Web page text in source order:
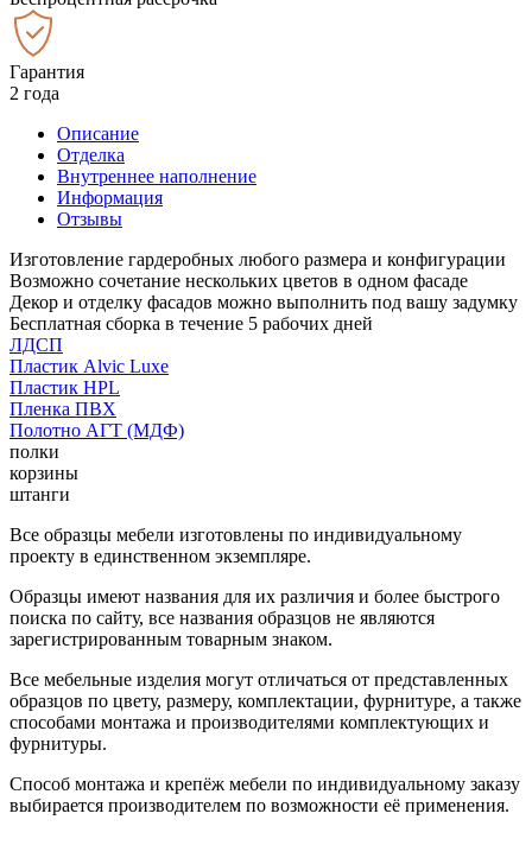
Гарантия
2 года
Описание
Отделка
Внутреннее наполнение
Информация
Отзывы
Изготовление гардеробных любого размера и конфигурации
Возможно сочетание нескольких цветов в одном фасаде
Декор и отделку фасадов можно выполнить под вашу задумку
Бесплатная сборка в течение 5 рабочих дней
ЛДСП
Пластик Alvic Luxe
Пластик HPL
Пленка ПВХ
Полотно АГТ (МДФ)
полки
корзины
штанги
Все образцы мебели изготовлены по индивидуальному
проекту в единственном экземпляре.
Образцы имеют названия для их различия и более быстрого
поиска по сайту, все названия образцов не являются
зарегистрированным товарным знаком.
Все мебельные изделия могут отличаться от представленных
образцов по цвету, размеру, комплектации, фурнитуре, а также
способами монтажа и производителями комплектующих и
фурнитуры.
Способ монтажа и крепёж мебели по индивидуальному заказу
выбирается производителем по возможности её применения.